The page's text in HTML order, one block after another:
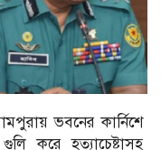
ভবনের কার্নিশে
করে হত্যাচেষ্টাসহ